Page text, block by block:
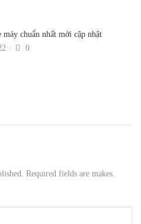
chuẩn nhất mới cập nhật
0
Required fields are makes.